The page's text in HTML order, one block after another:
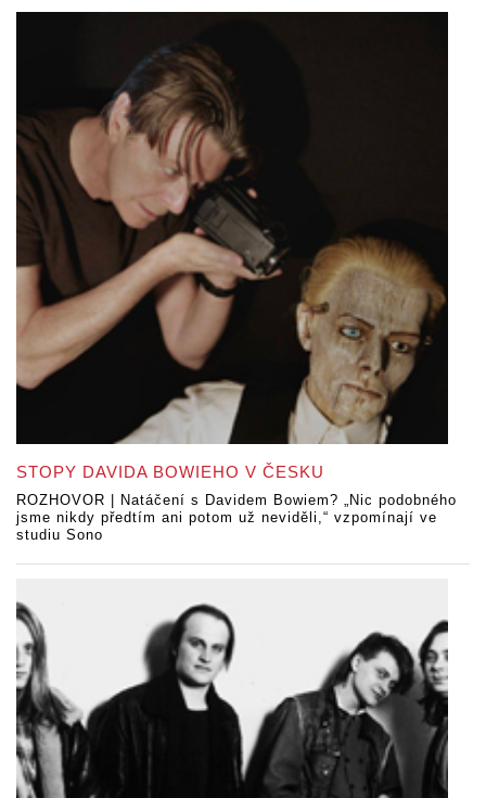
STOPY DAVIDA BOWIEHO V ČESKU
ROZHOVOR | Natáčení s Davidem Bowiem? „Nic podobného
jsme nikdy předtím ani potom už neviděli,“ vzpomínají ve
studiu Sono